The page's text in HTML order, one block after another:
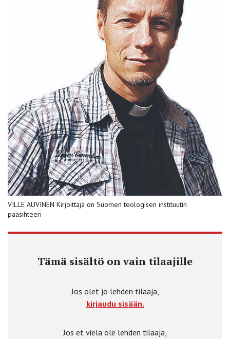
VILLE AUVINEN Kirjoittaja on Suomen teologisen instituutin
pääsihteeri
Tämä sisältö on vain tilaajille
Jos olet jo lehden tilaaja,
kirjaudu sisään.
Jos et vielä ole lehden tilaaja,